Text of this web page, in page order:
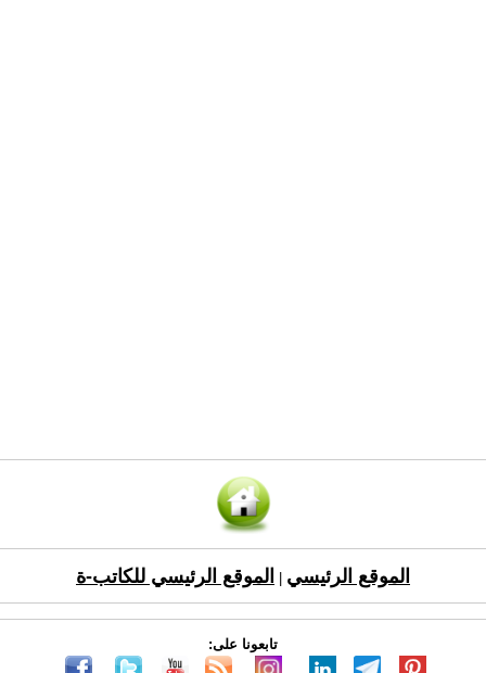
الموقع الرئيسي الموقع الرئيسي للكاتب-ة
تابعونا على: